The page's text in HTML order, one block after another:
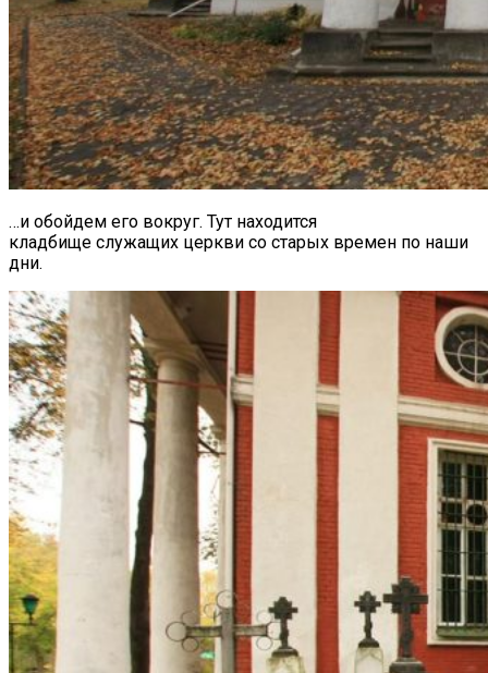
…и обойдем его вокруг. Тут находится
кладбище служащих церкви со старых времен по наши
дни.